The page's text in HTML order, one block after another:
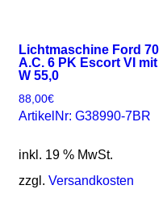
Lichtmaschine Ford 70
A.C. 6 PK Escort VI mit
W 55,0
88,00€
ArtikelNr: G38990-7BR
inkl. 19 % MwSt.
zzgl. Versandkosten